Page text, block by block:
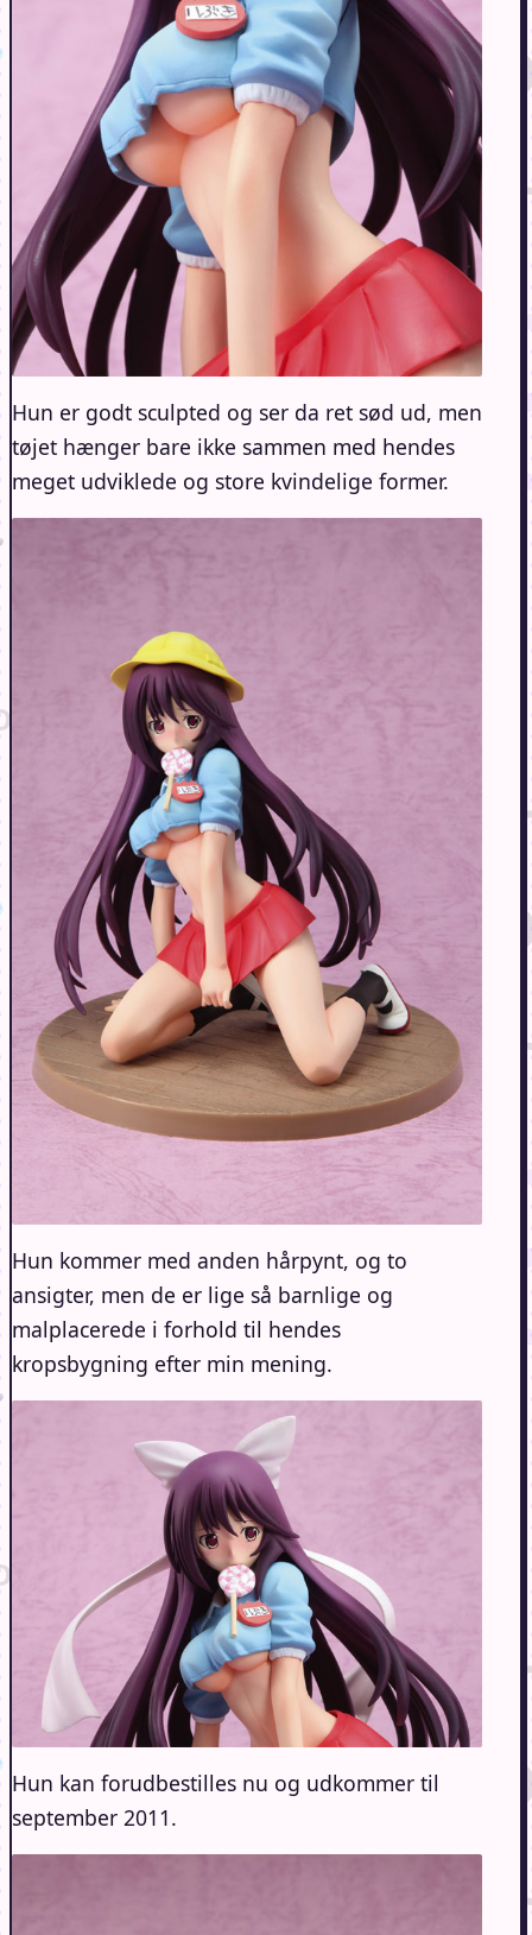
Hun er godt sculpted og ser da ret sød ud, men
tøjet hænger bare ikke sammen med hendes
meget udviklede og store kvindelige former.
Hun kommer med anden hårpynt, og to
ansigter, men de er lige så barnlige og
malplacerede i forhold til hendes
kropsbygning efter min mening.
Hun kan forudbestilles nu og udkommer til
september 2011.